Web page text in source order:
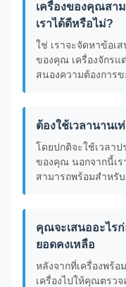
เครื่องของคุณสา
เราได้ดีหรือไม่?
ใช่ เราจะจัดหาข้อเ
ของคุณ เครื่องจักรแ
สนองความต้องการ
ต้องใช้เวลานานเ
โดยปกติจะใช้เวลา
ของคุณ นอกจากนี้เร
สามารถพร้อมสำหรั
คุณจะเสนออะไร
ยอดคงเหลือ
หลังจากที่เครื่องพร้อ
เครื่องไปให้คุณตรว